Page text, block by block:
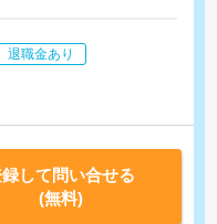
ー（腹部・心臓・頸動脈）
退職金あり
して問い合せる
(無料)